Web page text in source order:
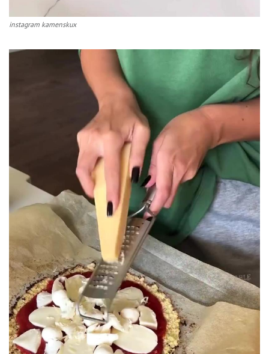
instagram kamenskux